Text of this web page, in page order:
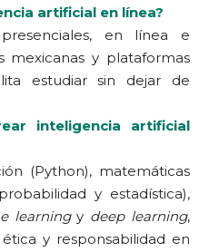
artificial en línea?
en línea e
mexicanas y plataformas
estudiar sin dejar de
inteligencia artificial
(Python), matemáticas
y estadística),
learningy deep learning,
y responsabilidad en